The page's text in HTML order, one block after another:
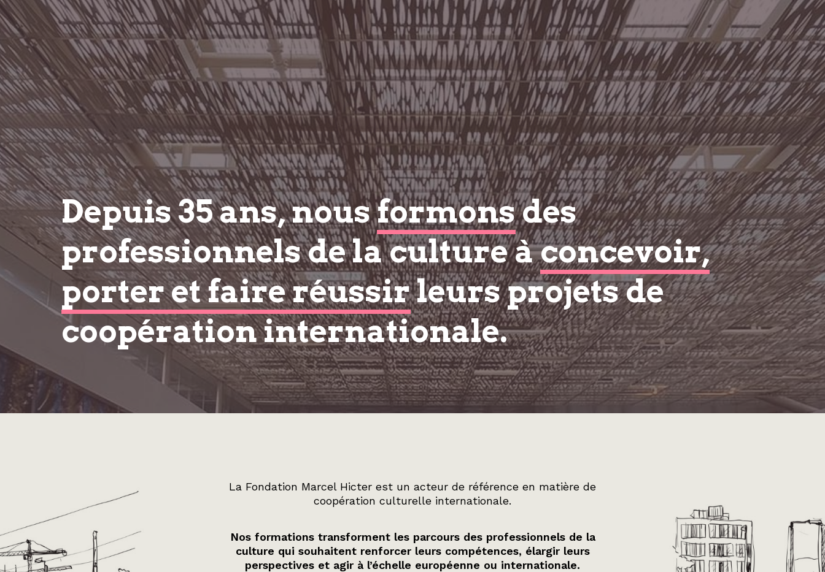
Depuis 35 ans, nousformonsdes
professionnels de la culture àconcevoir,
porter et faire réussirleurs projets de
coopération internationale.
La Fondation Marcel Hicter est un acteur de référence en matière de
coopération culturelle internationale.
Nos formations transforment les parcours des professionnels de la
culture qui souhaitent renforcer leurs compétences, élargir leurs
perspectives et agir à l’échelle européenne ou internationale.